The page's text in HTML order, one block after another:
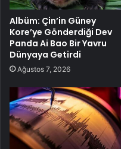
Albüm: Çin’in Güney
Kore’ye Gönderdiği Dev
Panda Ai Bao Bir Yavru
Dünyaya Getirdi
Ağustos 7, 2026